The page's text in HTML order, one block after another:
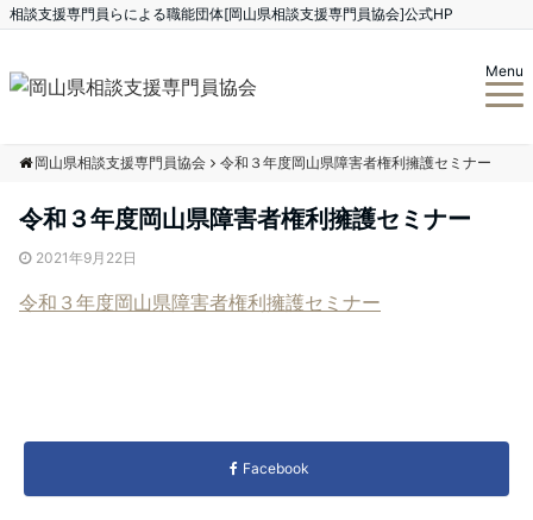
相談支援専門員らによる職能団体[岡山県相談支援専門員協会]公式HP
Menu
岡山県相談支援専門員協会 令和３年度岡山県障害者権利擁護セミナー
令和３年度岡山県障害者権利擁護セミナー
2021年9月22日
令和３年度岡山県障害者権利擁護セミナー
Facebook